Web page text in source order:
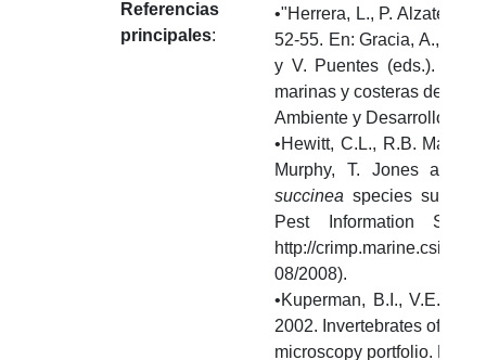
Referencias
principales:
•"Herrera, L., P. Alzate y
52-55. En: Gracia, A.,
y V. Puentes (eds.).
marinas y costeras de
Ambiente y Desarrollo
•Hewitt, C.L., R.B. Martin,
Murphy, T. Jones and
succinea species
Pest Information
http://
08/2008).
•Kuperman, B.I., V.E.
2002. Invertebrates of the
microscopy portfolio.